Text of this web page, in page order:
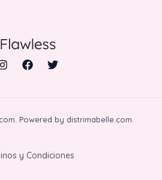
Powered by distrimabelle.com.
y Condiciones